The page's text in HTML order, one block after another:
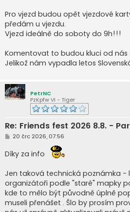
Pro vjezd budou opět vjezdové
předám u vjezdu.
Vjezd ideálně do soboty do 9h!!!
Komentovat to budou kluci od nás
Jelikož nám vypadla letos
PetrNC
PzKpfw VI - Tiger
Re: Friends fest 2026 8.8. -
P
s
v
e
k
20 črc 2026, 07:56
Díky za info
Jen taková technická poznámka -
organizátoři podle "staré" mapky
kde to mělo být původně úplně
museli přenášet . Šlo by prosím